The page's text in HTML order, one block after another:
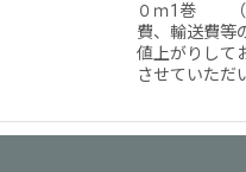
０ｍ1巻 （
費、輸送費等
値上がりして
させていただ